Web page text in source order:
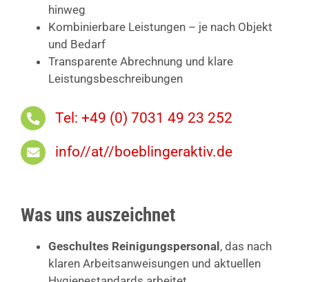
hinweg
Kombinierbare Leistungen – je nach Objekt
und Bedarf
Transparente Abrechnung und klare
Leistungsbeschreibungen
Tel: +49 (0) 7031 49 23 252
info//at//boeblingeraktiv.de
Was uns auszeichnet
Geschultes Reinigungspersonal , das nach
klaren Arbeitsanweisungen und aktuellen